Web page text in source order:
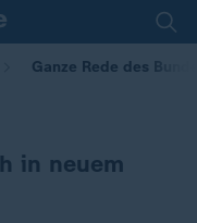
Ganze Rede des
in neuem